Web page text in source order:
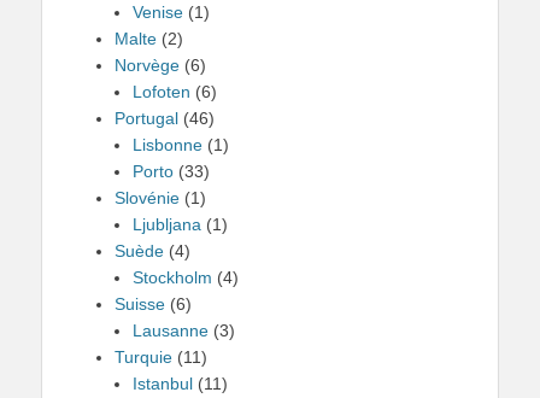
Venise (1)
Malte (2)
Norvège (6)
Lofoten (6)
Portugal (46)
Lisbonne (1)
Porto (33)
Slovénie (1)
Ljubljana (1)
Suède (4)
Stockholm (4)
Suisse (6)
Lausanne (3)
Turquie (11)
Istanbul (11)